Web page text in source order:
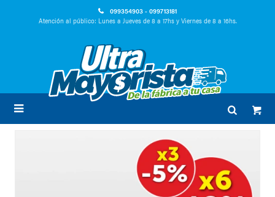
099354903 - 099713181
Atención al público: Lunes a Jueves de 8 a 17hs y Viernes de 8 a 16hs.
